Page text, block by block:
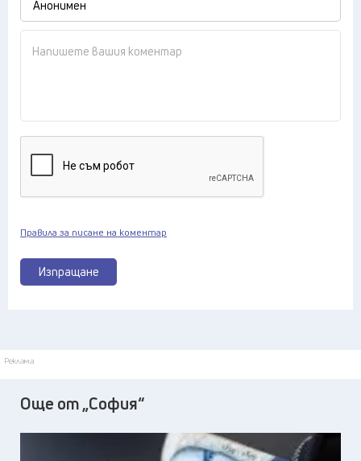
Изпращане
Правила за писане на коментар
Реклама
Още от „София“